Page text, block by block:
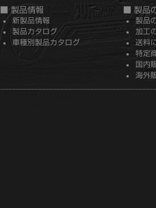
■ 製品情報
新製品情報
製品カタログ
車種別製品カタログ
■ 製品
製品
加工
送料
特定
国内
海外